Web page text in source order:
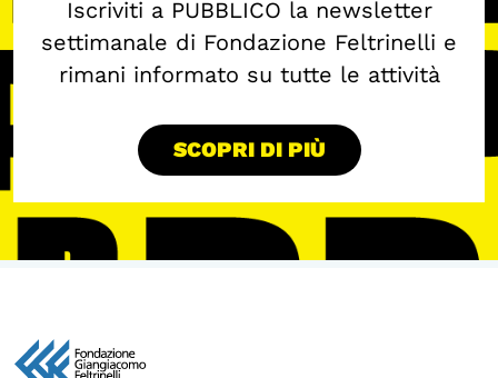
Iscriviti a PUBBLICO la newsletter
settimanale di Fondazione Feltrinelli e
rimani informato su tutte le attività
SCOPRI DI PIÙ